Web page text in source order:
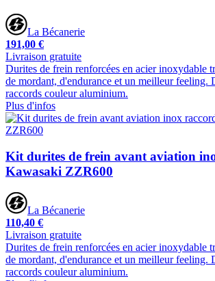
La Bécanerie
191,00 €
Livraison gratuite
Durites de frein renforcées en acier inoxydable
de mordant, d'endurance et un meilleur feeling.
raccords couleur aluminium.
Plus d'infos
Kit durites de frein avant aviation
Kawasaki ZZR600
La Bécanerie
110,40 €
Livraison gratuite
Durites de frein renforcées en acier inoxydable
de mordant, d'endurance et un meilleur feeling.
raccords couleur aluminium.